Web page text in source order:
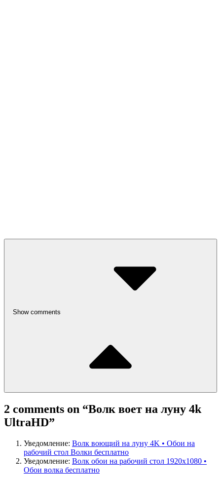
Show comments
2 comments on “Волк воет на луну 4k
UltraHD”
Уведомление: Волк воющий на луну 4K • Обои на
рабочий стол Волки бесплатно
Уведомление: Волк обои на рабочий стол 1920х1080 •
Обои волка бесплатно